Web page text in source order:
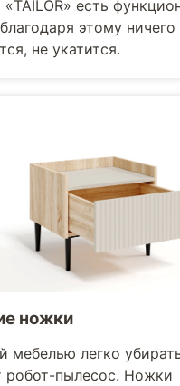
есть
этому ничего
не укатится.
ножки
мебелью легко
робот-пылесос. Ножки